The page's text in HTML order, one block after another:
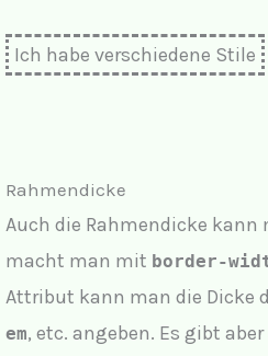
Ich habe verschiedene Stile
Rahmendicke
Auch die Rahmendicke kann
macht man mit border-
Attribut kann man die Dicke
em, etc. angeben. Es gibt